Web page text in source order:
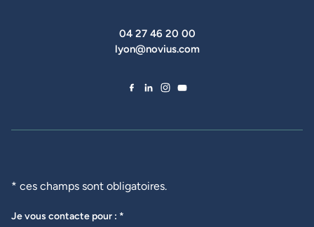
04 27 46 20 00
lyon@novius.com
* ces champs sont obligatoires.
Je vous contacte pour : *